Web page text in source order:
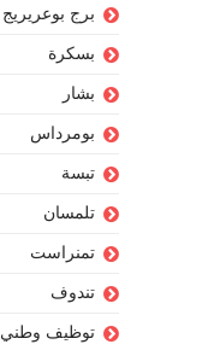
برج بوعريريج
بسكرة
بشار
بومرداس
تبسة
تلمسان
تمنراست
تندوف
توظيف وطني